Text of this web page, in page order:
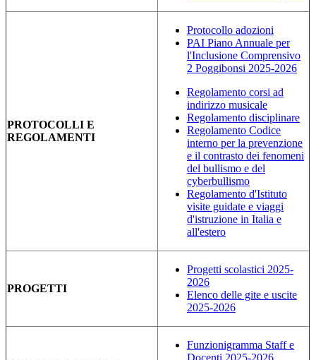
PROTOCOLLI E
REGOLAMENTI
Protocollo adozioni
PAI Piano Annuale per
l'Inclusione Comprensivo
2 Poggibonsi 2025-2026
Regolamento corsi ad
indirizzo musicale
Regolamento disciplinare
Regolamento Codice
interno per la prevenzione
e il contrasto dei fenomeni
del bullismo e del
cyberbullismo
Regolamento d'Istituto
visite guidate e viaggi
d'istruzione in Italia e
all'estero
PROGETTI
Progetti scolastici 2025-
2026
Elenco delle gite e uscite
2025-2026
Funzionigramma Staff e